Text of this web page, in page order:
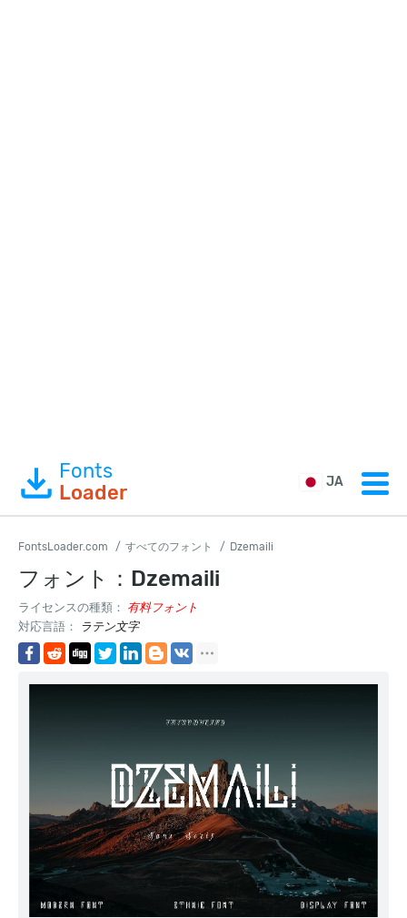
Fonts
Loader
JA
FontsLoader.com すべてのフォント Dzemaili
フォント：Dzemaili
ライセンスの種類： 有料フォント
対応言語：
ラテン文字